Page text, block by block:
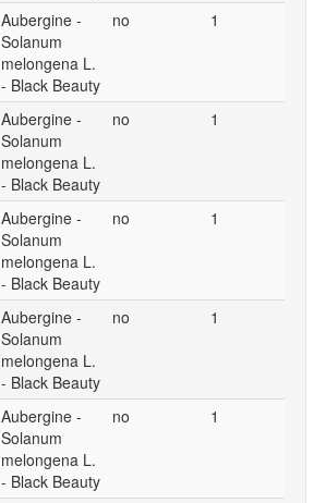
Aubergine -
Solanum
melongena L.
- Black Beauty
no 1
Aubergine -
Solanum
melongena L.
- Black Beauty
no 1
Aubergine -
Solanum
melongena L.
- Black Beauty
no 1
Aubergine -
Solanum
melongena L.
- Black Beauty
no 1
Aubergine -
Solanum
melongena L.
- Black Beauty
no 1